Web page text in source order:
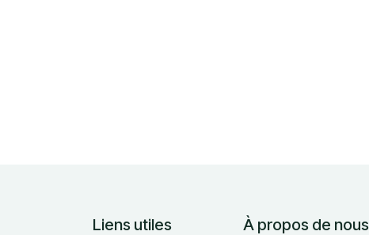
Liens utiles À propos de nous